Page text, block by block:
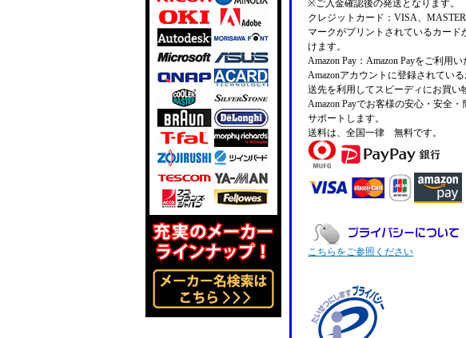
※ご入金確認後の発送となります。
クレジットカード：VISA、
マークがプリントされているカード
けます。
Amazon Pay：Amazon Payをご利用
Amazonアカウントに登録されてい
送先を利用してスピーディにお買い
Amazon Payでお客様の安心・安全
サポートします。
送料は、全国一律 無料です。
こちらをご参照ください